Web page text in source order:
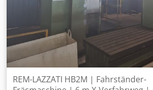
REM-LAZZATI HB2M | Fahrständer-